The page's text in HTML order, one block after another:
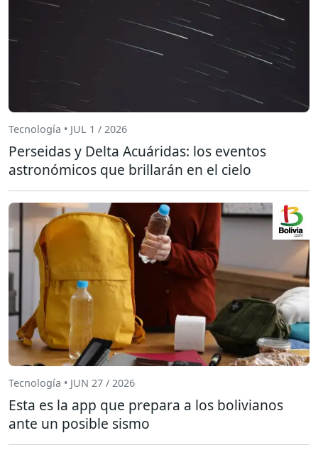
Tecnología • JUL 1 / 2026
Perseidas y Delta Acuáridas: los eventos
astronómicos que brillarán en el cielo
Tecnología • JUN 27 / 2026
Esta es la app que prepara a los bolivianos
ante un posible sismo